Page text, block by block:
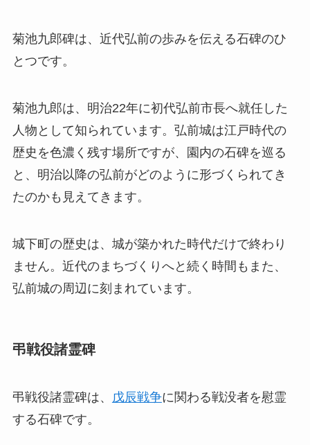
菊池九郎碑は、近代弘前の歩みを伝える石碑のひ
とつです。
菊池九郎は、明治22年に初代弘前市長へ就任した
人物として知られています。弘前城は江戸時代の
歴史を色濃く残す場所ですが、園内の石碑を巡る
と、明治以降の弘前がどのように形づくられてき
たのかも見えてきます。
城下町の歴史は、城が築かれた時代だけで終わり
ません。近代のまちづくりへと続く時間もまた、
弘前城の周辺に刻まれています。
弔戦役諸霊碑
弔戦役諸霊碑は、 戊辰戦争に関わる戦没者を慰霊
する石碑です。